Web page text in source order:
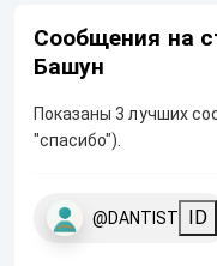
Сообщения на
Башун
Показаны 3 лучших
"спасибо").
@DANTIST ID